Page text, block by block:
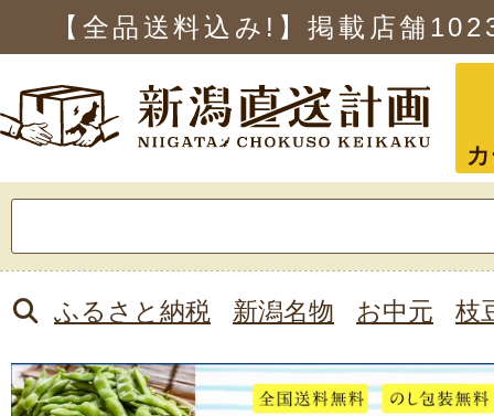
【全品送料込み!】掲載店舗
索:
ふるさと納税 新潟名物 お中元 枝